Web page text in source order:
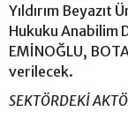
Yıldırım
Hukuku Anabilim
EMİNOĞLU,
verilecek.
SEKTÖRDEKİ